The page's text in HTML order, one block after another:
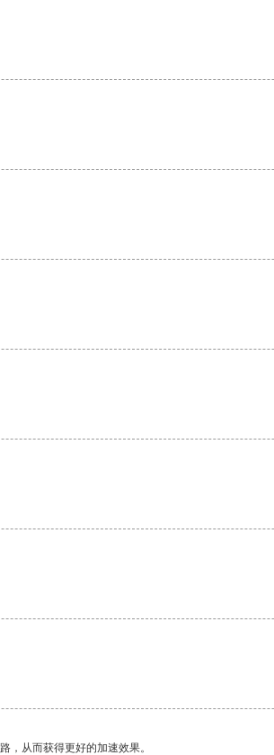
，从而获得更好的加速效果。